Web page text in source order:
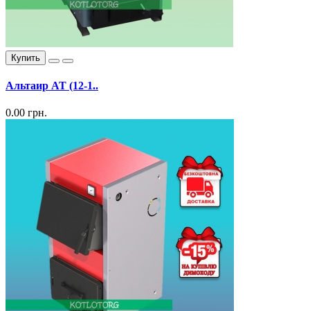
Купить
Альтаир АТ (12-1..
0.00 грн.